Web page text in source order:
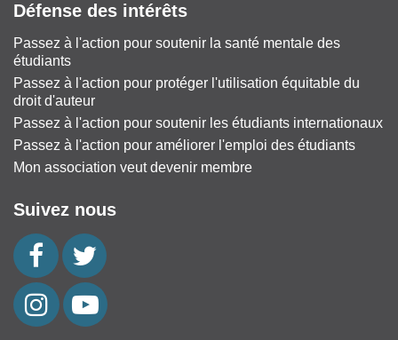
Défense des intérêts
Passez à l'action pour soutenir la santé mentale des
étudiants
Passez à l'action pour protéger l'utilisation équitable du
droit d'auteur
Passez à l'action pour soutenir les étudiants internationaux
Passez à l'action pour améliorer l'emploi des étudiants
Mon association veut devenir membre
Suivez nous